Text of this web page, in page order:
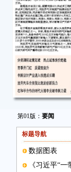
第01版： 要闻
标题导航
数据图表
《习近平“